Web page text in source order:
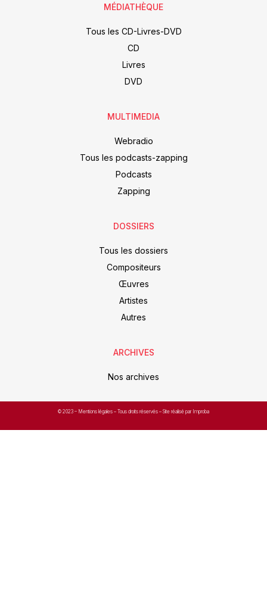
MÉDIATHÈQUE
Tous les CD-Livres-DVD
CD
Livres
DVD
MULTIMEDIA
Webradio
Tous les podcasts-zapping
Podcasts
Zapping
DOSSIERS
Tous les dossiers
Compositeurs
Œuvres
Artistes
Autres
ARCHIVES
Nos archives
© 2023 – Mentions légales – Tous droits réservés – Site réalisé par Improba